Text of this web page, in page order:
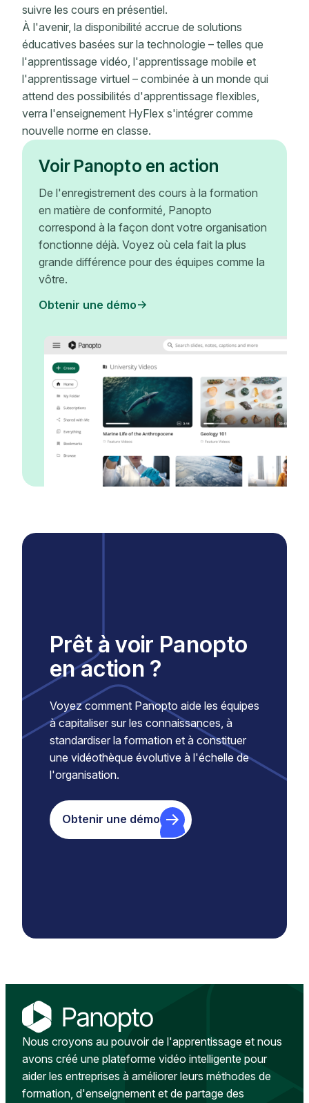
suivre les cours en présentiel.
À l'avenir, la disponibilité accrue de solutions
éducatives basées sur la technologie – telles que
l'apprentissage vidéo, l'apprentissage mobile et
l'apprentissage virtuel – combinée à un monde qui
attend des possibilités d'apprentissage flexibles,
verra l'enseignement HyFlex s'intégrer comme
nouvelle norme en classe.
Voir Panopto en action
De l'enregistrement des cours à la formation
en matière de conformité, Panopto
correspond à la façon dont votre organisation
fonctionne déjà. Voyez où cela fait la plus
grande différence pour des équipes comme la
vôtre.
Obtenir une démo
Prêt à voir Panopto
en action ?
Voyez comment Panopto aide les équipes
à capitaliser sur les connaissances, à
standardiser la formation et à constituer
une vidéothèque évolutive à l'échelle de
l'organisation.
Obtenir une démo
Nous croyons au pouvoir de l'apprentissage et nous
avons créé une plateforme vidéo intelligente pour
aider les entreprises à améliorer leurs méthodes de
formation, d'enseignement et de partage des